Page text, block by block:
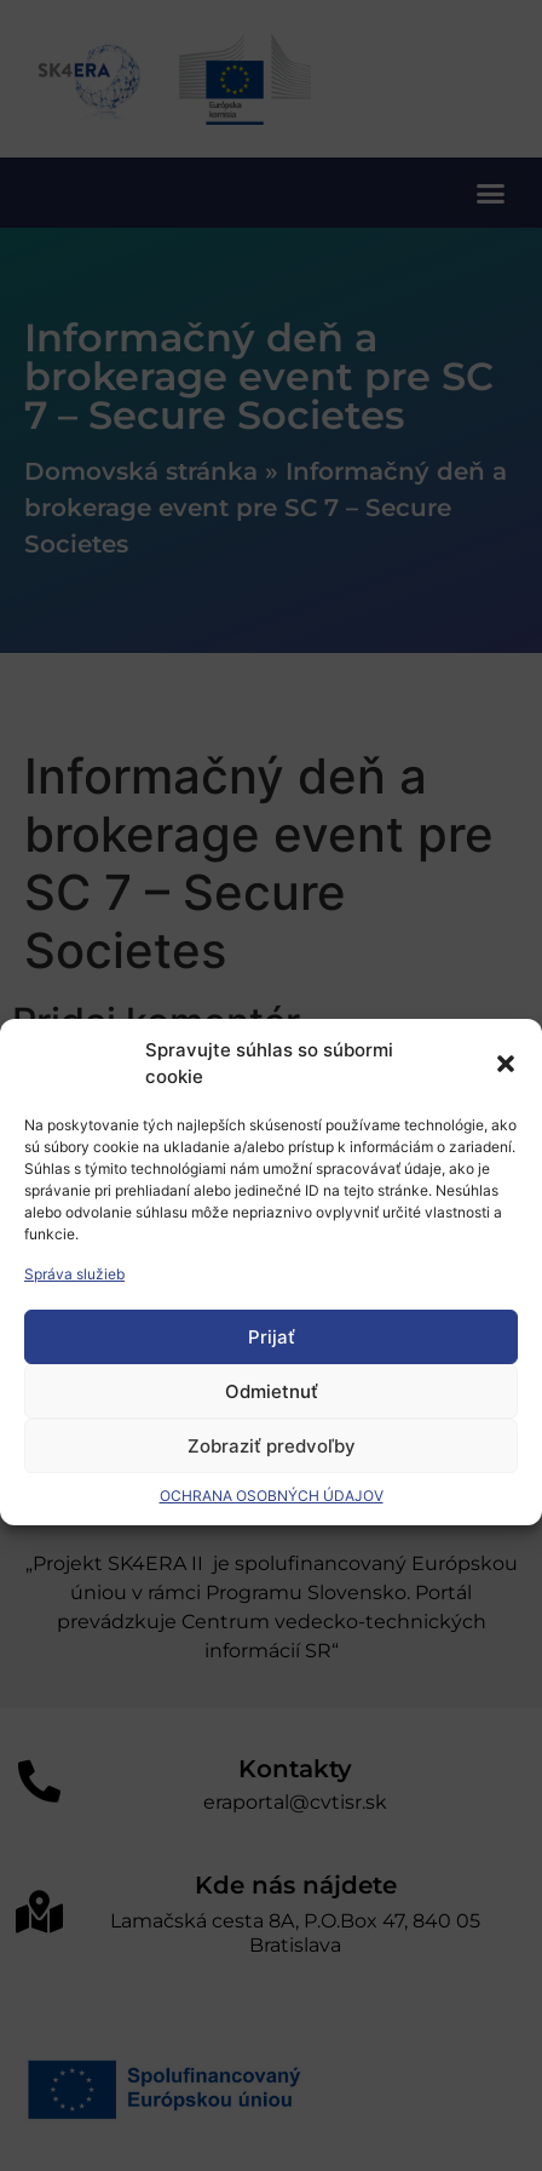
Spravujte súhlas so súbormi
cookie
Na poskytovanie tých najlepších skúseností používame technológie, ako
sú súbory cookie na ukladanie a/alebo prístup k informáciám o zariadení.
Súhlas s týmito technológiami nám umožní spracovávať údaje, ako je
správanie pri prehliadaní alebo jedinečné ID na tejto stránke. Nesúhlas
alebo odvolanie súhlasu môže nepriaznivo ovplyvniť určité vlastnosti a
funkcie.
Správa služieb
Prijať
Odmietnuť
Zobraziť predvoľby
OCHRANA OSOBNÝCH ÚDAJOV
Informačný deň a
brokerage event pre SC
7 – Secure Societes
Domovská stránka » Informačný deň a
brokerage event pre SC 7 – Secure
Societes
Informačný deň a
brokerage event pre
SC 7 – Secure
Societes
Pridaj komentár
Prepáčte, ale pred zanechaním komentára sa musíte
Oblasti našej podpory
Podporné schémy a služby
Grantové programy pre výskum
Odber noviniek
„Projekt SK4ERA II je spolufinancovaný Európskou
úniou v rámci Programu Slovensko. Portál
prevádzkuje Centrum vedecko-technických
informácií SR“
Kontakty
eraportal@cvtisr.sk
Kde nás nájdete
Lamačská cesta 8A, P.O.Box 47, 840 05
Bratislava